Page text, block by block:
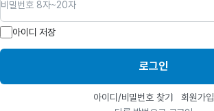
아이디 저장
로그인
아이디/비밀번호 찾기
회원가입